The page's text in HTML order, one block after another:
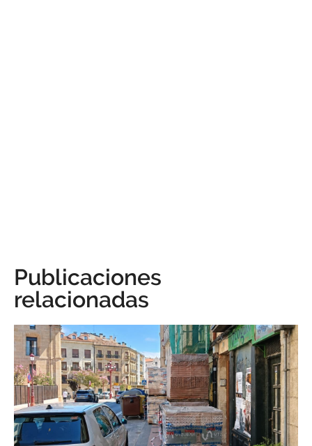
Publicaciones
relacionadas